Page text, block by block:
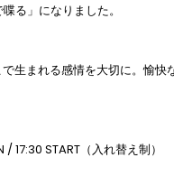
る」になりました。
生まれる感情を大切に。愉快
START（入れ替え制）